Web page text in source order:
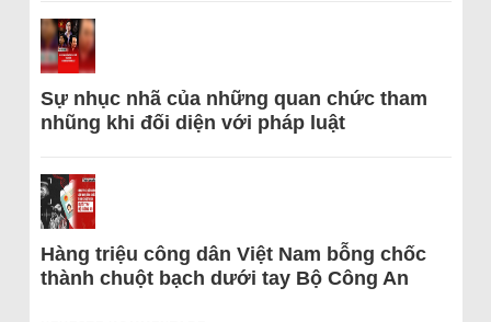
Sự nhục nhã của những quan chức tham
nhũng khi đối diện với pháp luật
Hàng triệu công dân Việt Nam bỗng chốc
thành chuột bạch dưới tay Bộ Công An